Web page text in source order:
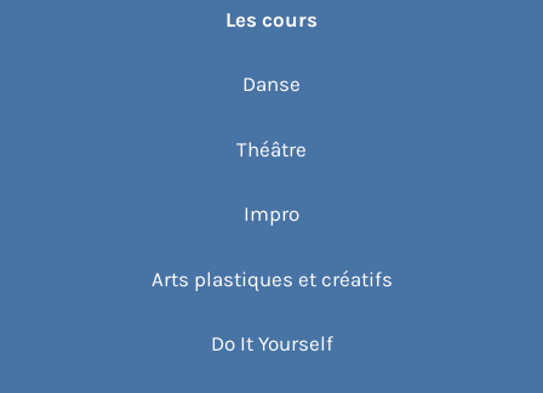
Les cours
Danse
Théâtre
Impro
Arts plastiques et créatifs
Do It Yourself